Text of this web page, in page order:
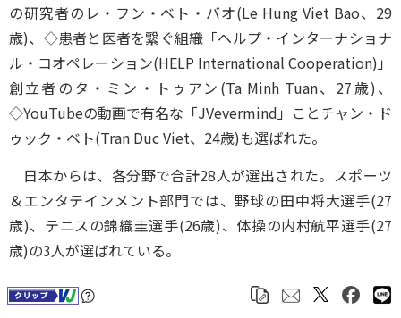
の研究者のレ・フン・ベト・バオ(Le Hung Viet Bao、29
歳)、◇患者と医者を繋ぐ組織「ヘルプ・インターナショナ
ル・コオペレーション(HELP International Cooperation)」
創立者のタ・ミン・トゥアン(Ta Minh Tuan、27歳)、
◇YouTubeの動画で有名な「JVevermind」ことチャン・ド
ゥック・ベト(Tran Duc Viet、24歳)も選ばれた。
日本からは、各分野で合計28人が選出された。スポーツ
＆エンタテインメント部門では、野球の田中将大選手(27
歳)、テニスの錦織圭選手(26歳)、体操の内村航平選手(27
歳)の3人が選ばれている。